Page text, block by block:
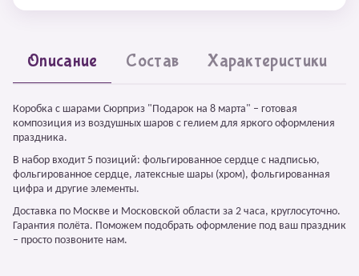
Описание Состав Характеристики
Коробка с шарами Сюрприз "Подарок на 8 марта" – готовая
композиция из воздушных шаров с гелием для яркого оформления
праздника.
В набор входит 5 позиций: фольгированное сердце с надписью,
фольгированное сердце, латексные шары (хром), фольгированная
цифра и другие элементы.
Доставка по Москве и Московской области за 2 часа, круглосуточно.
Гарантия полёта. Поможем подобрать оформление под ваш праздник
– просто позвоните нам.